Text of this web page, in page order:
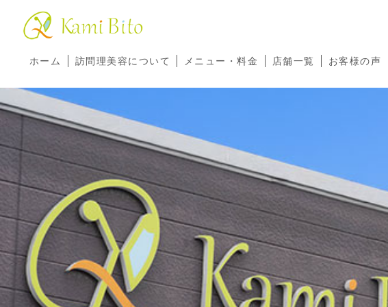
ホーム 訪問理美容について メニュー・料金 店舗一覧 お客様の声